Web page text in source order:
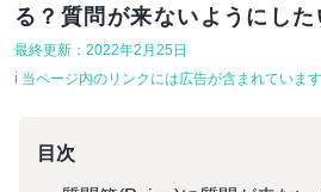
る？質問が来ないようにした
最終更新：2022年2月25日
ℹ︎ 当ページ内のリンクには広告が含まれています
目次